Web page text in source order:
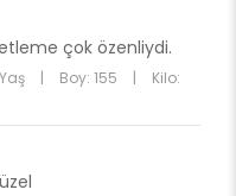
çok özenliydi.
| Boy: 155 |
Kilo: